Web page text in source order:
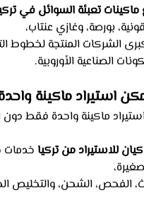
تعبئة السوائل في
بورصة، وغازي عنتاب،
الشركات المنتجة لخطوط
الصناعية الأوروبية.
ماكينة واحدة فقط دون
للاستيراد من تركيا خدمات
الفحص، الشحن، والتخليص